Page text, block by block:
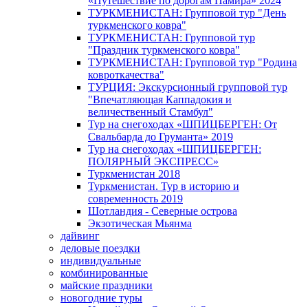
ТУРКМЕНИСТАН: Групповой тур "День
туркменского ковра"
ТУРКМЕНИСТАН: Групповой тур
"Праздник туркменского ковра"
ТУРКМЕНИСТАН: Групповой тур "Родина
ковроткачества"
ТУРЦИЯ: Экскурсионный групповой тур
"Впечатляющая Каппадокия и
величественный Стамбул"
Тур на снегоходах «ШПИЦБЕРГЕН: От
Свальбарда до Груманта» 2019
Тур на снегоходах «ШПИЦБЕРГЕН:
ПОЛЯРНЫЙ ЭКСПРЕСС»
Туркменистан 2018
Туркменистан. Тур в историю и
современность 2019
Шотландия - Северные острова
Экзотическая Мьянма
дайвинг
деловые поездки
индивидуальные
комбинированные
майские праздники
новогодние туры